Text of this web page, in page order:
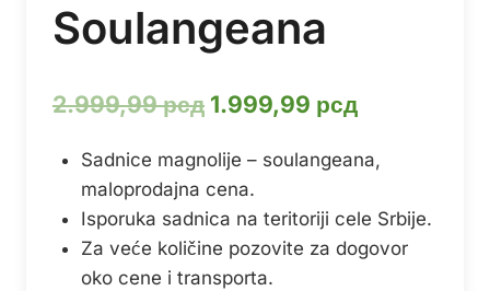
Soulangeana
2.999,99рсд Оригинална
је
била:
2.999,99 рсд.
1.999,99 рсд
је:
1.999,99
Sadnice magnolije – soulangeana,
maloprodajna cena.
Isporuka sadnica na teritoriji cele Srbije.
Za veće količine pozovite za dogovor
oko cene i transporta.